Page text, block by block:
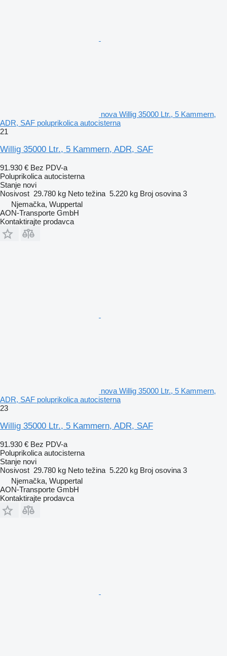
nova Willig 35000 Ltr., 5 Kammern,
ADR, SAF poluprikolica autocisterna
21
Willig 35000 Ltr., 5 Kammern, ADR, SAF
91.930 € Bez PDV-a
Poluprikolica autocisterna
Stanje novi
Nosivost 29.780 kg Neto težina 5.220 kg Broj osovina 3
Njemačka, Wuppertal
AON-Transporte GmbH
Kontaktirajte prodavca
nova Willig 35000 Ltr., 5 Kammern,
ADR, SAF poluprikolica autocisterna
23
Willig 35000 Ltr., 5 Kammern, ADR, SAF
91.930 € Bez PDV-a
Poluprikolica autocisterna
Stanje novi
Nosivost 29.780 kg Neto težina 5.220 kg Broj osovina 3
Njemačka, Wuppertal
AON-Transporte GmbH
Kontaktirajte prodavca